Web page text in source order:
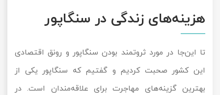
هزینه‌های زندگی در سنگاپور
تا این‌جا در مورد ثروتمند بودن سنگاپور و رونق اقتصادی
این کشور صحبت کردیم و گفتیم که سنگاپور یکی از
بهترین گزینه‌های مهاجرت برای علاقه‌مندان است. در